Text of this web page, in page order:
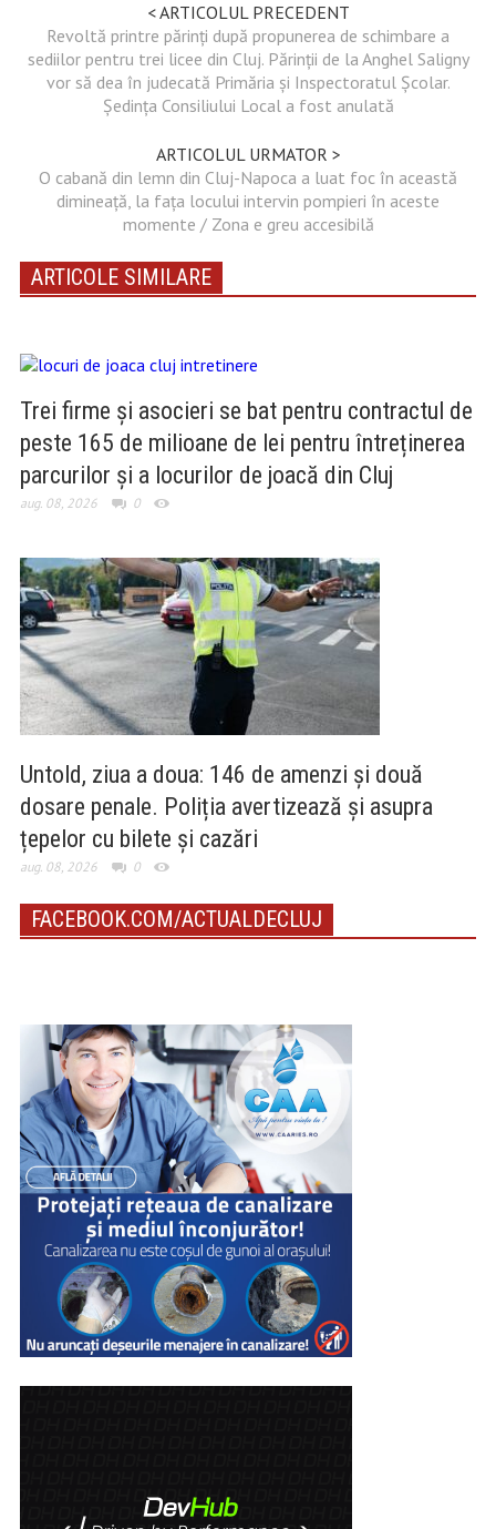
< ARTICOLUL PRECEDENT
Revoltă printre părinți după propunerea de schimbare a
sediilor pentru trei licee din Cluj. Părinții de la Anghel Saligny
vor să dea în judecată Primăria și Inspectoratul Școlar.
Ședința Consiliului Local a fost anulată
ARTICOLUL URMATOR >
O cabană din lemn din Cluj-Napoca a luat foc în această
dimineață, la fața locului intervin pompieri în aceste
momente / Zona e greu accesibilă
ARTICOLE SIMILARE
Trei firme și asocieri se bat pentru contractul de
peste 165 de milioane de lei pentru întreținerea
parcurilor și a locurilor de joacă din Cluj
aug. 08, 2026 0
Untold, ziua a doua: 146 de amenzi și două
dosare penale. Poliția avertizează și asupra
țepelor cu bilete și cazări
aug. 08, 2026 0
FACEBOOK.COM/ACTUALDECLUJ